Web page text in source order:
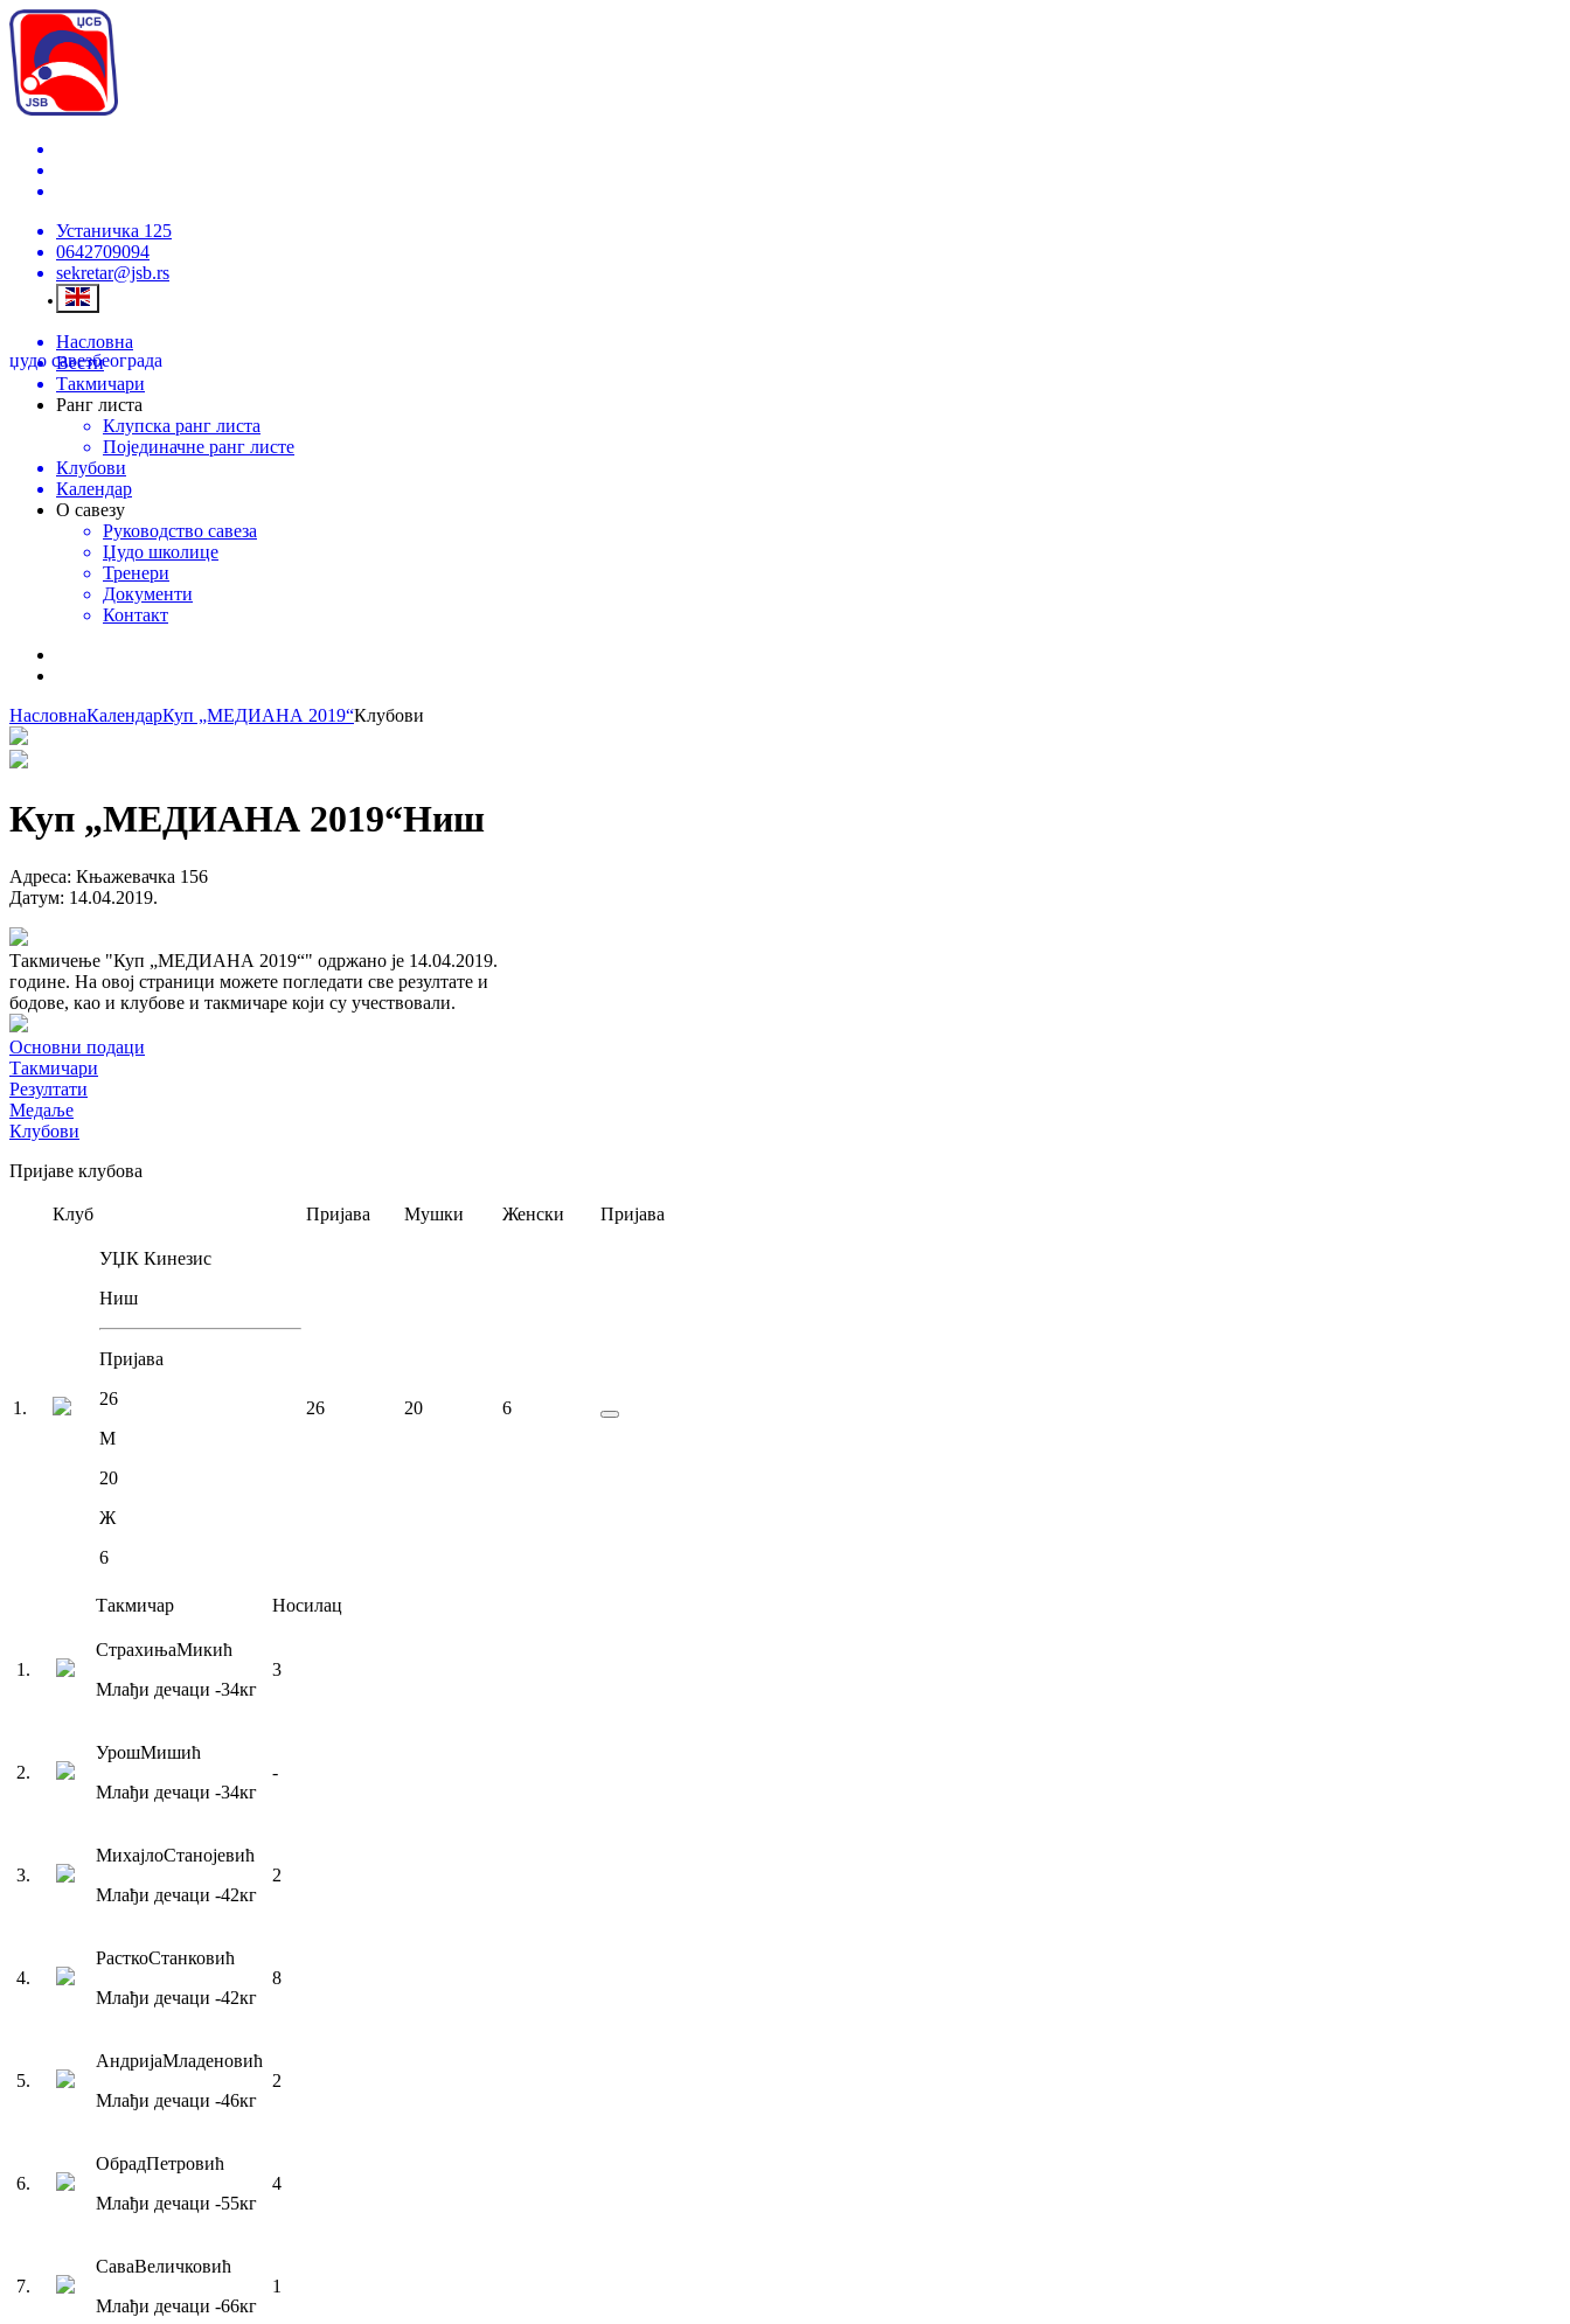
Устаничка 125
0642709094
sekretar@jsb.rs
џудо савезбеограда
Насловна
Вести
Такмичари
Ранг листа
Клупска ранг листа
Појединачне ранг листе
Клубови
Календар
О савезу
Руководство савеза
Џудо школице
Тренери
Документи
Контакт
НасловнаКалендарКуп „МЕДИАНА 2019“Клубови
Куп „МЕДИАНА 2019“Ниш
Адреса: Књажевачка 156
Датум: 14.04.2019.
Такмичење "Куп „МЕДИАНА 2019“" одржано је 14.04.2019.
године. На овој страници можете погледати све резултате и
бодове, као и клубове и такмичаре који су учествовали.
Основни подаци
Такмичари
Резултати
Медаље
Клубови
Пријаве клубова
Клуб Пријава Мушки Женски Пријава
1 .
УЏК Кинезис
Ниш
Пријава
26
М
20
Ж
6
26 20 6
Такмичар Носилац
1 .
СтрахињаМикић
Млађи дечаци -34кг
3
2.
УрошМишић
Млађи дечаци -34кг
-
3.
МихајлоСтанојевић
Млађи дечаци -42кг
2
4.
РасткоСтанковић
Млађи дечаци -42кг
8
5.
АндријаМладеновић
Млађи дечаци -46кг
2
6.
ОбрадПетровић
Млађи дечаци -55кг
4
7.
СаваВеличковић
Млађи дечаци -66кг
1